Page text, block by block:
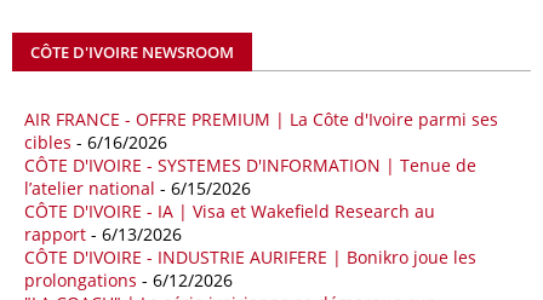
coopération et les investissements dans le secteur énergétique. Cette
séquence survient alors que Rome cherche à réduire son exposition
18/04/26 ALGERIE - BP
La multinationale BP signe son retour en Algérie où un permis de
prospection d’hydrocarbures dans le bassin oriental lui a été attribué
par l’Agence nationale pour la valorisation des ressources en
hydrocarbures (ALNAFT). L’information rendue publique mercredi 15
avril par l’institution, intervient dans le cadre de sa politique de relance
de l’exploration. Le périmètre concerné se situe dans une zone de
CÔTE D'IVOIRE NEWSROOM
AIR FRANCE - OFFRE PREMIUM | La Côte d'Ivoire parmi ses
cibles - 6/16/2026
CÔTE D'IVOIRE - SYSTEMES D'INFORMATION | Tenue de
l’atelier national - 6/15/2026
CÔTE D'IVOIRE - IA | Visa et Wakefield Research au
rapport - 6/13/2026
CÔTE D'IVOIRE - INDUSTRIE AURIFERE | Bonikro joue les
prolongations - 6/12/2026